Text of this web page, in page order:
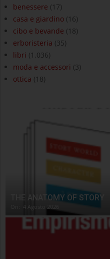
benessere (17)
casa e giardino (16)
cibo e bevande (18)
erboristeria (35)
libri (1.036)
moda e accessori (3)
ottica (18)
THE ANATOMY OF STORY
4 Agosto 2026